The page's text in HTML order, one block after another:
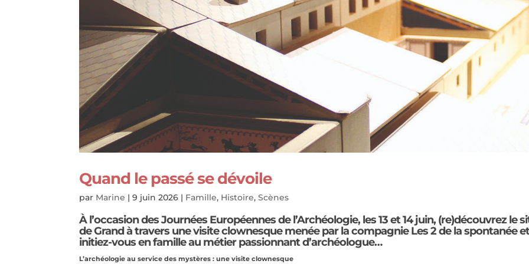
Quand le passé se dévoile
par Marine |9 juin 2026 | Famille, Histoire,Scènes
À l’occasion desJournées Européennes de l’Archéologie, les 13 et 14 juin, (re)découvrez le
de Grand à travers une visite clownesque menée par la compagnie Les 2 de la spontanée
initiez-vous en famille au métier passionnant d’archéologue…
L’archéologie au service des mystères : une visite clownesque